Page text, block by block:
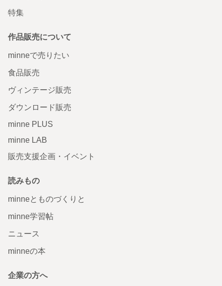
特集
作品販売について
minneで売りたい
食品販売
ヴィンテージ販売
ダウンロード販売
minne PLUS
minne LAB
販売支援企画・イベント
読みもの
minneとものづくりと
minne学習帖
ニュース
minneの本
企業の方へ